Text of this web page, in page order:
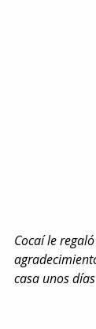
Cocaí le
casa unos días